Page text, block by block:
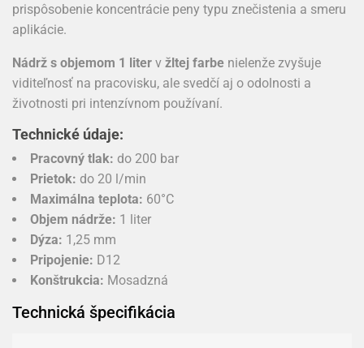
prispôsobenie koncentrácie peny typu znečistenia a smeru
aplikácie.
Nádrž s objemom 1 liter v žltej farbe nielenže zvyšuje
viditeľnosť na pracovisku, ale svedčí aj o odolnosti a
životnosti pri intenzívnom používaní.
Technické údaje:
Pracovný tlak: do 200 bar
Prietok: do 20 l/min
Maximálna teplota: 60°C
Objem nádrže: 1 liter
Dýza: 1,25 mm
Pripojenie: D12
Konštrukcia: Mosadzná
Technická špecifikácia